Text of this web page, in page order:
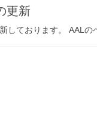
更新
しております。 AALの